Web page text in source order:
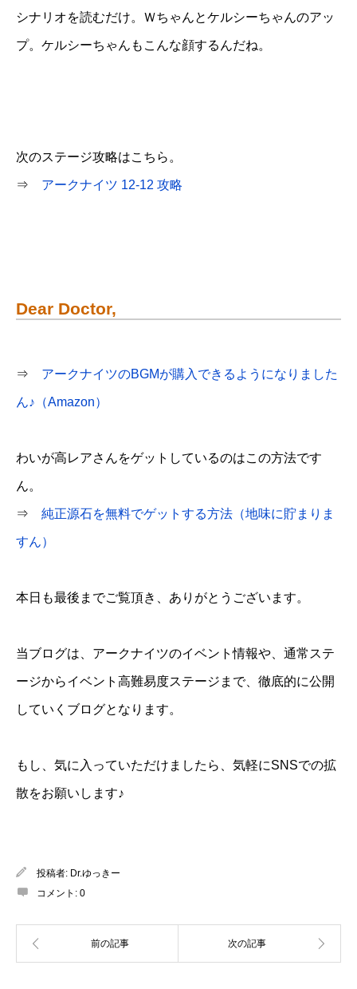
シナリオを読むだけ。Ｗちゃんとケルシーちゃんのアッ
プ。ケルシーちゃんもこんな顔するんだね。
次のステージ攻略はこちら。
⇒ アークナイツ 12-12 攻略
Dear Doctor,
⇒ アークナイツのBGMが購入できるようになりました
ん♪（Amazon）
わいが高レアさんをゲットしているのはこの方法です
ん。
⇒ 純正源石を無料でゲットする方法（地味に貯まりま
すん）
本日も最後までご覧頂き、ありがとうございます。
当ブログは、アークナイツのイベント情報や、通常ステ
ージからイベント高難易度ステージまで、徹底的に公開
していくブログとなります。
もし、気に入っていただけましたら、気軽にSNSでの拡
散をお願いします♪
投稿者: Dr.ゆっきー
コメント: 0